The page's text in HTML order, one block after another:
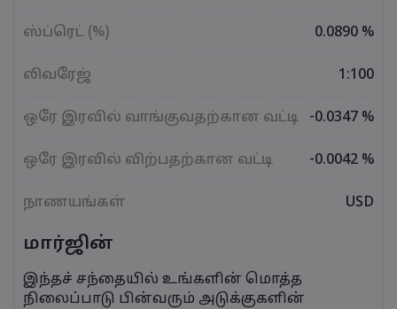
Emma Rose
BOJ Warns of Japan Stock Market
ஸ்ப்ரெட் (%) 0.0890 %
லிவரேஜ் 1:100
ஒரே இரவில் வாங்குவதற்கான வட்டி -0.0347 %
ஒரே இரவில் விற்பதற்கான வட்டி -0.0042 %
நாணயங்கள் USD
மார்ஜின்
இந்தச் சந்தையில் உங்களின் மொத்த
நிலைப்பாடு பின்வரும் அடுக்குகளின்